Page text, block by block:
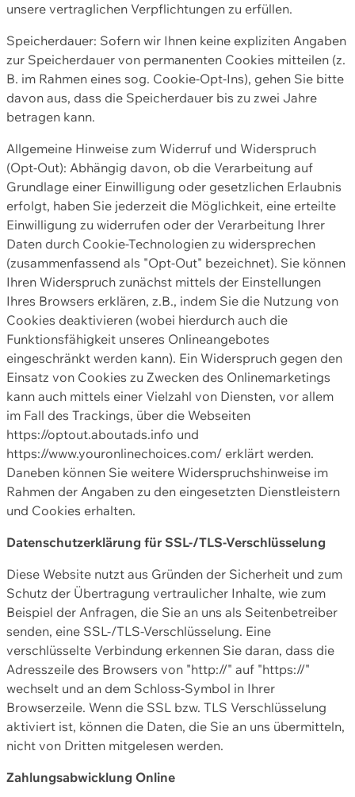
unsere vertraglichen Verpflichtungen zu erfüllen.
Speicherdauer: Sofern wir Ihnen keine expliziten Angaben
zur Speicherdauer von permanenten Cookies mitteilen (z.
B. im Rahmen eines sog. Cookie-Opt-Ins), gehen Sie bitte
davon aus, dass die Speicherdauer bis zu zwei Jahre
betragen kann.
Allgemeine Hinweise zum Widerruf und Widerspruch
(Opt-Out): Abhängig davon, ob die Verarbeitung auf
Grundlage einer Einwilligung oder gesetzlichen Erlaubnis
erfolgt, haben Sie jederzeit die Möglichkeit, eine erteilte
Einwilligung zu widerrufen oder der Verarbeitung Ihrer
Daten durch Cookie-Technologien zu widersprechen
(zusammenfassend als "Opt-Out" bezeichnet). Sie können
Ihren Widerspruch zunächst mittels der Einstellungen
Ihres Browsers erklären, z.B., indem Sie die Nutzung von
Cookies deaktivieren (wobei hierdurch auch die
Funktionsfähigkeit unseres Onlineangebotes
eingeschränkt werden kann). Ein Widerspruch gegen den
Einsatz von Cookies zu Zwecken des Onlinemarketings
kann auch mittels einer Vielzahl von Diensten, vor allem
im Fall des Trackings, über die Webseiten
https://optout.aboutads.info und
https://www.youronlinechoices.com/ erklärt werden.
Daneben können Sie weitere Widerspruchshinweise im
Rahmen der Angaben zu den eingesetzten Dienstleistern
und Cookies erhalten.
Datenschutzerklärung für SSL-/TLS-Verschlüsselung
Diese Website nutzt aus Gründen der Sicherheit und zum
Schutz der Übertragung vertraulicher Inhalte, wie zum
Beispiel der Anfragen, die Sie an uns als Seitenbetreiber
senden, eine SSL-/TLS-Verschlüsselung. Eine
verschlüsselte Verbindung erkennen Sie daran, dass die
Adresszeile des Browsers von "http://" auf "https://"
wechselt und an dem Schloss-Symbol in Ihrer
Browserzeile. Wenn die SSL bzw. TLS Verschlüsselung
aktiviert ist, können die Daten, die Sie an uns übermitteln,
nicht von Dritten mitgelesen werden.
Zahlungsabwicklung Online